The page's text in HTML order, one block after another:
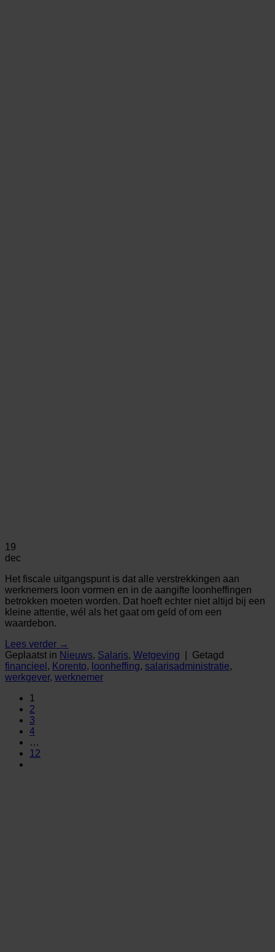
19
dec
Het fiscale uitgangspunt is dat alle verstrekkingen aan
werknemers loon vormen en in de aangifte loonheffingen
betrokken moeten worden. Dat hoeft echter niet altijd bij een
kleine attentie, wél als het gaat om geld of om een
waardebon.
Lees verder →
Geplaatst in Nieuws, Salaris, Wetgeving
Getagd
financieel , Korento, loonheffing, salarisadministratie,
werkgever, werknemer
1
2
3
4
…
12